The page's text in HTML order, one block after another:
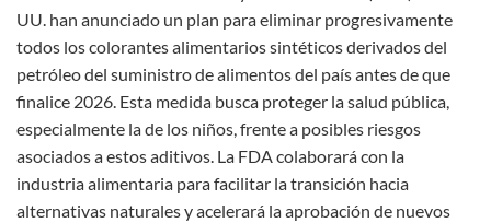
UU. han anunciado un plan para eliminar progresivamente
todos los colorantes alimentarios sintéticos derivados del
petróleo del suministro de alimentos del país antes de que
finalice 2026. Esta medida busca proteger la salud pública,
especialmente la de los niños, frente a posibles riesgos
asociados a estos aditivos. La FDA colaborará con la
industria alimentaria para facilitar la transición hacia
alternativas naturales y acelerará la aprobación de nuevos